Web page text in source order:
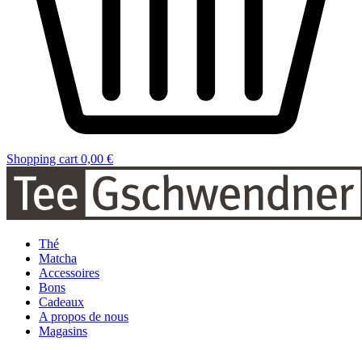
Shopping cart 0,00 €
Thé
Matcha
Accessoires
Bons
Cadeaux
A propos de nous
Magasins